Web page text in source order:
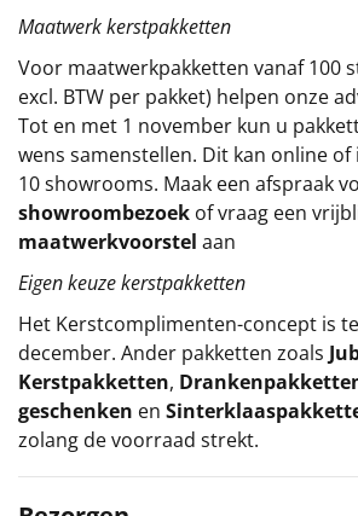
Per stuk
Alle overige
Maatwerk kerstpakketten
Voor maatwerkpakketten vanaf 100
excl. BTW per pakket) helpen onze
Tot en met 1 november kun u
wens samenstellen. Dit kan online of
10 showrooms. Maak een afspraak
showroombezoek of vraag een
maatwerkvoorstel aan
Eigen keuze kerstpakketten
Het Kerstcomplimenten-concept is
december. Ander pakketten zoals
Kerstpakketten,
geschenken en
zolang de voorraad strekt.